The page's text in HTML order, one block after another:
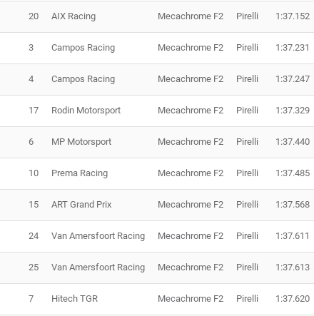
20 AIX Racing Mecachrome F2 Pirelli 1:37.152
3 Campos Racing Mecachrome F2 Pirelli 1:37.231
4 Campos Racing Mecachrome F2 Pirelli 1:37.247
17 Rodin Motorsport Mecachrome F2 Pirelli 1:37.329
6 MP Motorsport Mecachrome F2 Pirelli 1:37.440
10 Prema Racing Mecachrome F2 Pirelli 1:37.485
15 ART Grand Prix Mecachrome F2 Pirelli 1:37.568
24 Van Amersfoort Racing Mecachrome F2 Pirelli 1:37.611
25 Van Amersfoort Racing Mecachrome F2 Pirelli 1:37.613
7 Hitech TGR Mecachrome F2 Pirelli 1:37.620